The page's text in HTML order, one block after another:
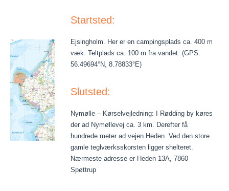
Startsted:
Ejsingholm. Her er en campingsplads ca. 400 m
væk. Teltplads ca. 100 m fra vandet. (GPS:
56.49694°N, 8.78833°E)
Slutsted:
Nymølle – Kørselvejledning: I Rødding by køres
der ad Nymøllevej ca. 3 km. Derefter få
hundrede meter ad vejen Heden. Ved den store
gamle teglværksskorsten ligger shelteret.
Nærmeste adresse er Heden 13A, 7860
Spøttrup